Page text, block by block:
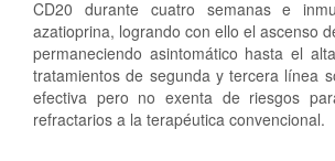
CD20 durante cuatro semanas e
azatioprina, logrando con ello el ascenso
permaneciendo asintomático hasta el
tratamientos de segunda y tercera línea
efectiva pero no exenta de riesgos
refractarios a la terapéutica convencional.